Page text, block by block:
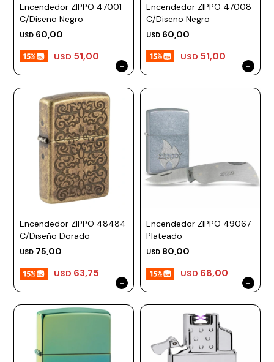
Encendedor ZIPPO 47001
C/Diseño Negro
USD 60,00
USD 51,00
Encendedor ZIPPO 47008
C/Diseño Negro
USD 60,00
USD 51,00
Encendedor ZIPPO 48484
C/Diseño Dorado
USD 75,00
USD 63,75
Encendedor ZIPPO 49067
Plateado
USD 80,00
USD 68,00